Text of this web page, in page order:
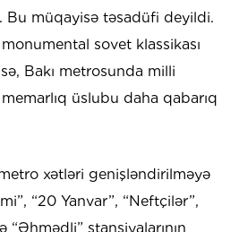
Bu müqayisə təsadüfi deyildi.
sovet klassikası
Bakı metrosunda milli
üslubu daha qabarıq
xətləri genişləndirilməyə
“20 Yanvar”, “Neftçilər”,
“Əhmədli” stansiyalarının